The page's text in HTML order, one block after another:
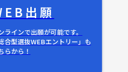
出願
ラインで出願が可能です。
総合型選抜WEBエントリー」も
らから！